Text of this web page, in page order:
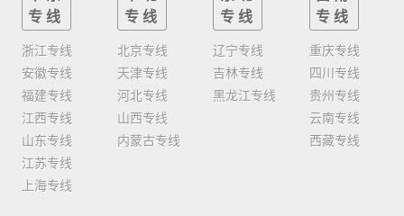
专线
浙江专线
安徽专线
福建专线
江西专线
山东专线
江苏专线
上海专线
专线
北京专线
天津专线
河北专线
山西专线
内蒙古专线
专线
辽宁专线
吉林专线
黑龙江专线
专线
重庆专线
四川专线
贵州专线
云南专线
西藏专线